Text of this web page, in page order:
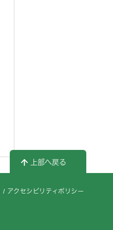
上部へ戻る
アクセシビリティポリシー